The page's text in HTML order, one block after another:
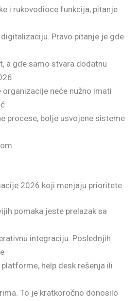
i rukovodioce funkcija, pitanje
Pravo pitanje je gde
a gde samo stvara dodatnu
neće nužno imati
procese, bolje usvojene sisteme
2026 koji menjaju prioritete
pomaka jeste prelazak sa
integraciju. Poslednjih
platforme, help desk rešenja ili
To je kratkoročno donosilo